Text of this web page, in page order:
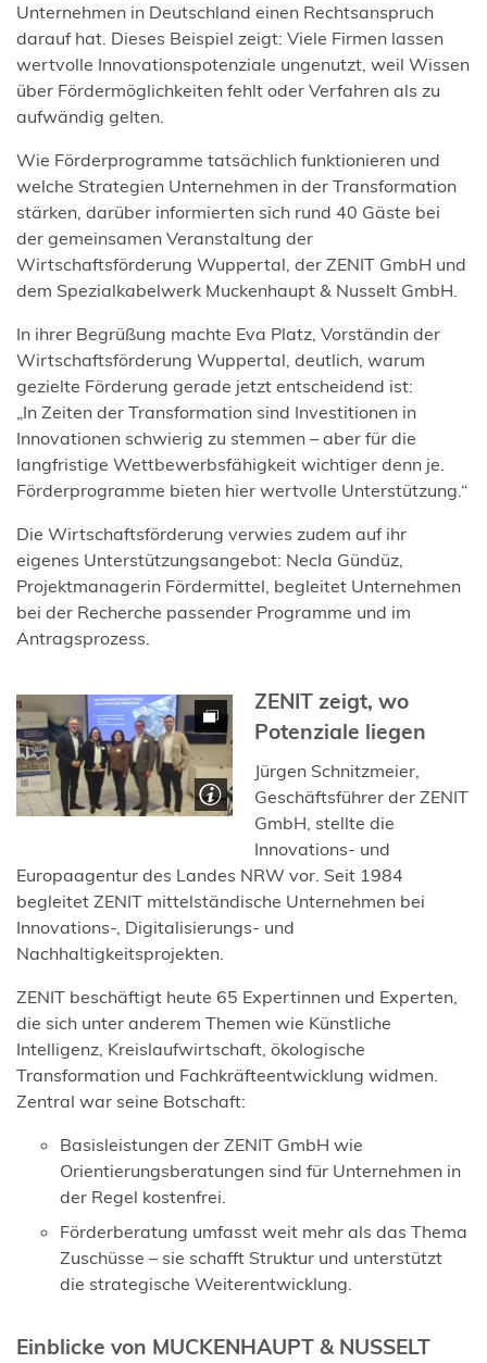
neuen
Tab)
Unternehmen in Deutschland einen Rechtsanspruch
darauf hat. Dieses Beispiel zeigt: Viele Firmen lassen
wertvolle Innovationspotenziale ungenutzt, weil Wissen
über Fördermöglichkeiten fehlt oder Verfahren als zu
aufwändig gelten.
Wie Förderprogramme tatsächlich funktionieren und
welche Strategien Unternehmen in der Transformation
stärken, darüber informierten sich rund 40 Gäste bei
der gemeinsamen Veranstaltung der
Wirtschaftsförderung Wuppertal, der ZENIT GmbH und
dem Spezialkabelwerk Muckenhaupt & Nusselt GmbH.
In ihrer Begrüßung machte Eva Platz, Vorständin der
Wirtschaftsförderung Wuppertal, deutlich, warum
gezielte Förderung gerade jetzt entscheidend ist:
„In Zeiten der Transformation sind Investitionen in
Innovationen schwierig zu stemmen – aber für die
langfristige Wettbewerbsfähigkeit wichtiger denn je.
Förderprogramme bieten hier wertvolle Unterstützung.“
Die Wirtschaftsförderung verwies zudem auf ihr
eigenes Unterstützungsangebot: Necla Gündüz,
Projektmanagerin Fördermittel, begleitet Unternehmen
bei der Recherche passender Programme und im
Antragsprozess.
ZENIT zeigt, wo
Potenziale liegen
Jürgen Schnitzmeier,
Geschäftsführer der ZENIT
GmbH, stellte die
Innovations- und
Europaagentur des Landes NRW vor. Seit 1984
begleitet ZENIT mittelständische Unternehmen bei
Innovations-, Digitalisierungs- und
Nachhaltigkeitsprojekten.
ZENIT beschäftigt heute 65 Expertinnen und Experten,
die sich unter anderem Themen wie Künstliche
Intelligenz, Kreislaufwirtschaft, ökologische
Transformation und Fachkräfteentwicklung widmen.
Zentral war seine Botschaft:
Basisleistungen der ZENIT GmbH wie
Orientierungsberatungen sind für Unternehmen in
der Regel kostenfrei.
Förderberatung umfasst weit mehr als das Thema
Zuschüsse – sie schafft Struktur und unterstützt
die strategische Weiterentwicklung.
Einblicke von MUCKENHAUPT & NUSSELT